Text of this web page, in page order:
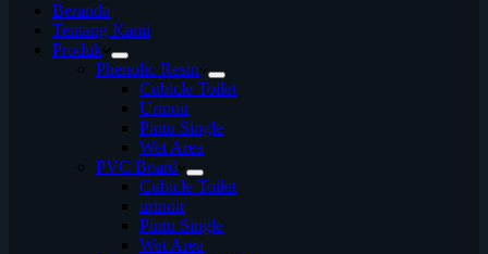
Beranda
Tentang Kami
Produk
Phenolic Resin
Cubicle Toilet
Urinoir
Pintu Single
Wet Area
PVC Board
Cubicle Toilet
urinoir
Pintu Single
Wet Area